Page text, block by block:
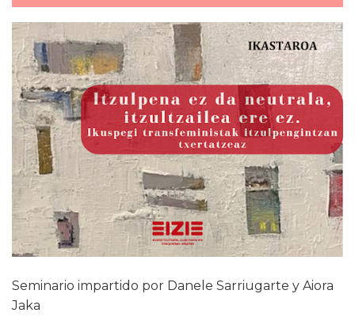
Seminario impartido por Danele Sarriugarte y Aiora
Jaka